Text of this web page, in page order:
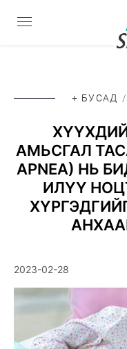
+ БУСАД /
АМЬСГАЛ
APNEA) НЬ
ИЛҮҮ
2023-02-28